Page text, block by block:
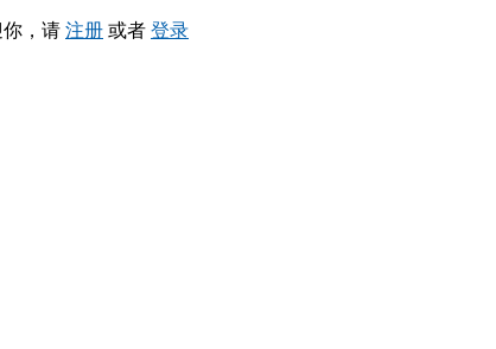
，请 注册 或者 登录